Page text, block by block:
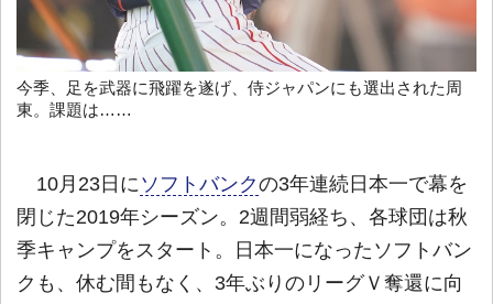
今季、足を武器に飛躍を遂げ、侍ジャパンにも選出された周
東。課題は……
10月23日にソフトバンクの3年連続日本一で幕を
閉じた2019年シーズン。2週間弱経ち、各球団は秋
季キャンプをスタート。日本一になったソフトバン
クも、休む間もなく、3年ぶりのリーグＶ奪還に向